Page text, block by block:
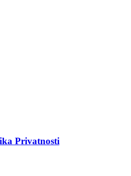
Privatnosti